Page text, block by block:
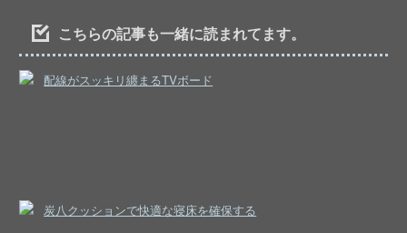
こちらの記事も一緒に読まれてます。
配線がスッキリ纏まるTVボード
炭八クッションで快適な寝床を確保する